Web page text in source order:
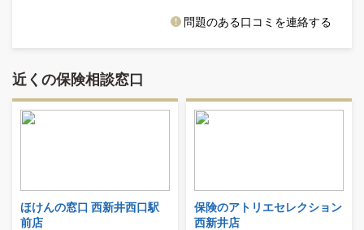
問題のある口コミを連絡する
近くの保険相談窓口
ほけんの窓口 西新井西口駅
前店
保険のアトリエセレクション
西新井店